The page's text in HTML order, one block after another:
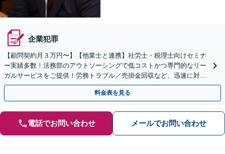
企業犯罪
【顧問契約月３万円〜】【他業士と連携】社労士・税理士向けセミナ
ー実績多数！法務部のアウトソーシングで低コストかつ専門的なリー
ガルサービスをご提供！労務トラブル／売掛金回収など、迅速に対応
いたします【金町駅徒歩１分】【初回来所相談３０分無料】
料金表を見る
電話でお問い合わせ メールでお問い合わせ